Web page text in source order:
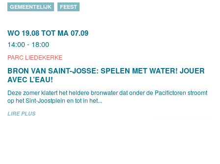
WO 19.08 TOT MA 07.09
14:00 - 18:00
PARC LIEDEKERKE
GEMEENTELIJK FEEST
BRON VAN SAINT-JOSSE: SPELEN MET WATER! JOUER
AVEC L’EAU!
Deze zomer klatert het heldere bronwater dat onder de Pacifictoren stroomt
op het Sint-Joostplein en tot in het...
LIRE PLUS